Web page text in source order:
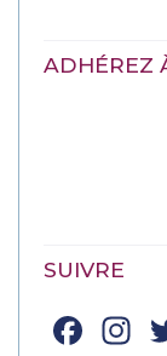
ADHÉREZ
SUIVRE